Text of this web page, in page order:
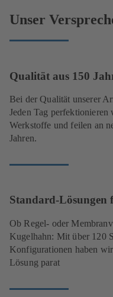
Unser
Qualität aus 150
Bei der Qualität unserer
Jeden Tag
Werkstoffe und feilen an
Jahren.
Standard-Lösungen
Ob Regel- oder
Kugelhahn: Mit über 120
Konfigurationen haben
Lösung parat